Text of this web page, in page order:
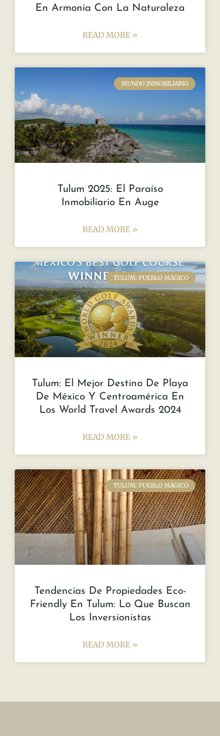
En Armonía Con La Naturaleza
READ MORE »
MUNDO INMOBILIARIO
Tulum 2025: El Paraíso
Inmobiliario En Auge
READ MORE »
TULUM: PUEBLO MÁGICO
Tulum: El Mejor Destino De Playa
De México Y Centroamérica En
Los World Travel Awards 2024
READ MORE »
TULUM: PUEBLO MÁGICO
Tendencias De Propiedades Eco-
Friendly En Tulum: Lo Que Buscan
Los Inversionistas
READ MORE »